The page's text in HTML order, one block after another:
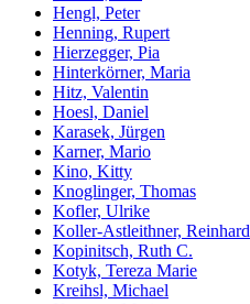
Hengl, Peter
Henning, Rupert
Hierzegger, Pia
Hinterkörner, Maria
Hitz, Valentin
Hoesl, Daniel
Karasek, Jürgen
Karner, Mario
Kino, Kitty
Knoglinger, Thomas
Kofler, Ulrike
Koller-Astleithner, Reinhard
Kopinitsch, Ruth C.
Kotyk, Tereza Marie
Kreihsl, Michael